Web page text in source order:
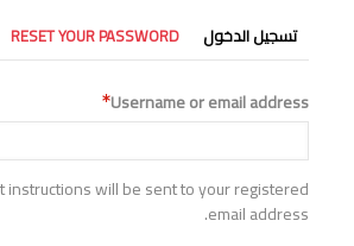
التبويبات
الأساسية
تسجيل الدخول RESET YOUR PASSWORD
Username or email address
instructions will be sent to your registered
email address.